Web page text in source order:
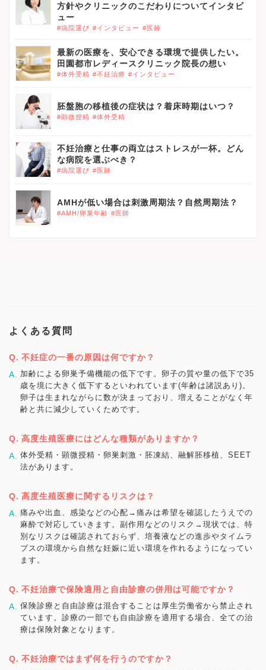
方針やクリニックのこだわりについてインタビ
ュー
#病院選び #インタビュー #医師
最新の医療を、安心できる環境で提供したい。
田園都市レディースクリニック院長の想い
#体外受精 #不妊治療 #インタビュー
胚盤胞の移植後の症状は？着床時期はいつ？
#顕微授精 #体外受精
不妊治療と仕事の両立はストレスが一杯。どん
な病院を選ぶべき？
#病院選び #医師
AMHが低い場合は刺激周期法？自然周期法？
#AMH/卵巣年齢 #医師
よくある質問
不妊症の一番の原因は何ですか？
加齢による卵巣予備機能の低下です。卵子の質や量の低下で35
歳を境に大きく低下するといわれています(年齢は諸説あり)。
卵子は生まれながらに数が決まっており、増えることがなく年
齢と共に減少していくためです。
高度生殖医療にはどんな種類がありますか？
体外受精・顕微授精・卵巣刺激・胚凍結、融解胚移植、SEET
法があります。
高度生殖医療に関するリスクは？
痛みや出血、感染などの心配→痛みは希望を確認したうえでの
麻酔で対応していきます。副作用などのリスク→現状では、特
別なリスクは確認されておらず、培養液などの進歩やタイムラ
プスの環境から自然な妊娠に近い環境を作れるようになってい
ます。
不妊治療で保険適用と自由診療の併用は可能ですか？
保険診療と自由診療は混合することは厚生労働省から禁止され
ています。診療の一部でも自由診療を適用する場合、全ての治
療は保険対象となります。
不妊治療ではまず何を行うのですか？